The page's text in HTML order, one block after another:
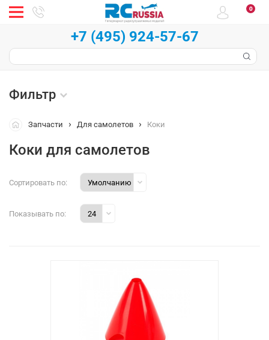
0
+7 (495) 924-57-67
Фильтр
Запчасти Для самолетов Коки
Коки для самолетов
Сортировать по:
Показывать по: